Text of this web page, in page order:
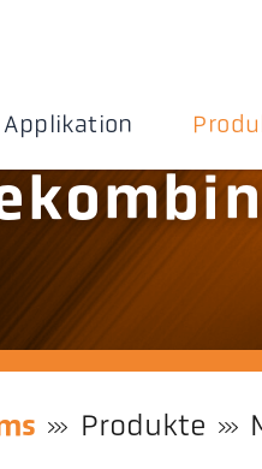
Applikation
Produkte